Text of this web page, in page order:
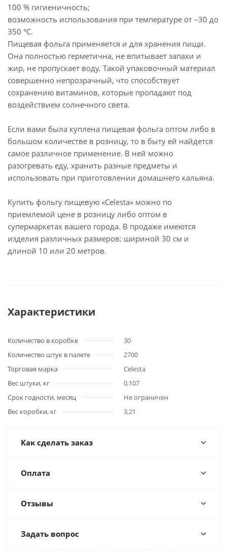
100 % гигиеничность;
возможность использования при температуре от –30 до
350 °C.
Пищевая фольга применяется и для хранения пищи.
Она полностью герметична, не впитывает запахи и
жир, не пропускает воду. Такой упаковочный материал
совершенно непрозрачный, что способствует
сохранению витаминов, которые пропадают под
воздействием солнечного света.
Если вами была куплена пищевая фольга оптом либо в
большом количестве в розницу, то в быту ей найдется
самое различное применение. В ней можно
разогревать еду, хранить разные предметы и
использовать при приготовлении домашнего кальяна.
Купить фольгу пищевую «Celesta» можно по
приемлемой цене в розницу либо оптом в
супермаркетах вашего города. В продаже имеются
изделия различных размеров: шириной 30 см и
длиной 10 или 20 метров.
Характеристики
Количество в коробке
30
Количество штук в палете
2700
Торговая марка
Celesta
Вес штуки, кг
0,107
Срок годности, месяц
Не ограничен
Вес коробки, кг
3,21
Как сделать заказ
Оплата
Отзывы
Задать вопрос